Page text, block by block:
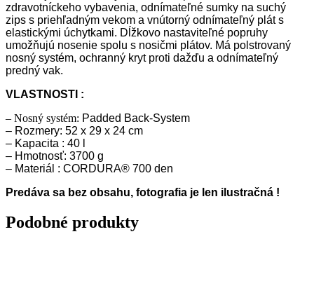
zdravotníckeho vybavenia, odnímateľné sumky na suchý
zips s priehľadným vekom a vnútorný odnímateľný plát s
elastickými úchytkami. Dĺžkovo nastaviteľné popruhy
umožňujú nosenie spolu s nosičmi plátov. Má polstrovaný
nosný systém, ochranný kryt proti dažďu a odnímateľný
predný vak.
VLASTNOSTI :
– Nosný systém: Padded Back-System
– Rozmery: 52 x 29 x 24 cm
– Kapacita : 40 l
– Hmotnosť: 3700 g
– Materiál : CORDURA® 700 den
Predáva sa bez obsahu, fotografia je len ilustračná !
Podobné produkty